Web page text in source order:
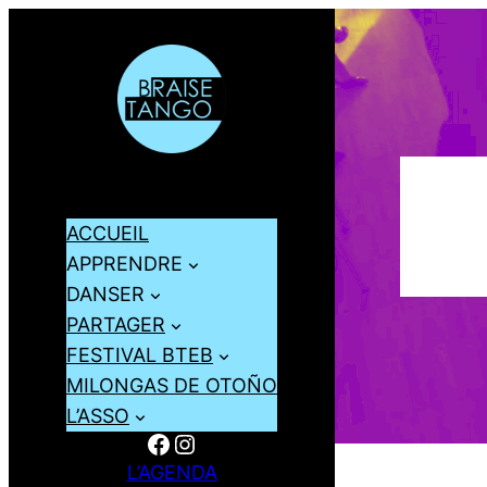
ACCUEIL
APPRENDRE
DANSER
PARTAGER
FESTIVAL BTEB
MILONGAS DE OTOÑO
L’ASSO
Facebook Instagram
L’AGENDA